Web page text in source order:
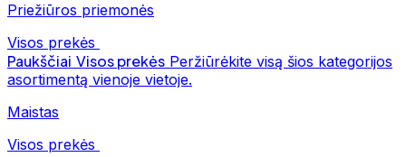
Priežiūros priemonės
Visos prekės
Paukščiai Visos prekės Peržiūrėkite visą šios kategorijos
asortimentą vienoje vietoje.
Maistas
Visos prekės